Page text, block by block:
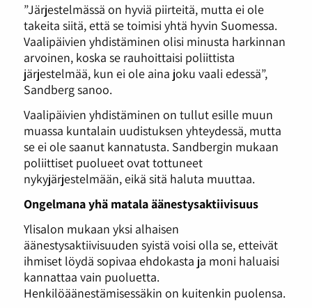
”Järjestelmässä on hyviä piirteitä, mutta ei ole
takeita siitä, että se toimisi yhtä hyvin Suomessa.
Vaalipäivien yhdistäminen olisi minusta harkinnan
arvoinen, koska se rauhoittaisi poliittista
järjestelmää, kun ei ole aina joku vaali edessä”,
Sandberg sanoo.
Vaalipäivien yhdistäminen on tullut esille muun
muassa kuntalain uudistuksen yhteydessä, mutta
se ei ole saanut kannatusta. Sandbergin mukaan
poliittiset puolueet ovat tottuneet
nykyjärjestelmään, eikä sitä haluta muuttaa.
Ongelmana yhä matala äänestysaktiivisuus
Ylisalon mukaan yksi alhaisen
äänestysaktiivisuuden syistä voisi olla se, etteivät
ihmiset löydä sopivaa ehdokasta ja moni haluaisi
kannattaa vain puoluetta.
Henkilöäänestämisessäkin on kuitenkin puolensa.